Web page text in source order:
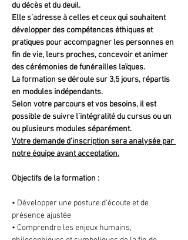
du décès et du deuil.
Elle s’adresse à celles et ceux qui souhaitent
développer des compétences éthiques et
pratiques pour accompagner les personnes en
fin de vie, leurs proches, concevoir et animer
des cérémonies de funérailles laïques.
La formation se déroule sur 3,5 jours, répartis
en modules indépendants.
Selon votre parcours et vos besoins, il est
possible de suivre l’intégralité du cursus ou un
ou plusieurs modules séparément.
Votre demande d'inscription sera analysée par
notre équipe avant acceptation.
Objectifs de la formation :
• Développer une posture d’écoute et de
présence ajustée
• Comprendre les enjeux humains,